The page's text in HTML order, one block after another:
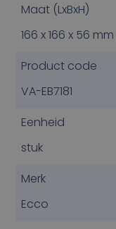
Maat (LxBxH)
166 x 166 x 56 mm
Product code
VA-EB7181
Eenheid
stuk
Merk
Ecco